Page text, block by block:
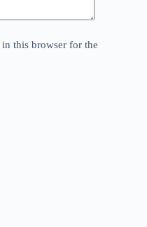
this browser for the